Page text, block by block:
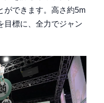
ができます。高さ約5m
目標に、全力でジャン